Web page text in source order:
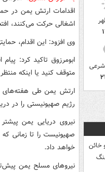
خائن
اقدامات ارتش یمن در
اشغالی حرکت می‌کنند،
وی افزود: این اقدام،
ابومرزوق تاکید کرد:
متوقف کنید یا اینکه
ارتش یمن طی هفته‌های
رژیم صهیونیستی را در
نیروی دریایی یمن
صهیونیست را تا زمانی
خواهد داد.
نیروهای مسلح یمن